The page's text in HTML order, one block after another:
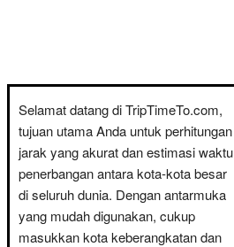
Selamat datang di TripTimeTo.com,
tujuan utama Anda untuk perhitungan
jarak yang akurat dan estimasi waktu
penerbangan antara kota-kota besar
di seluruh dunia. Dengan antarmuka
yang mudah digunakan, cukup
masukkan kota keberangkatan dan